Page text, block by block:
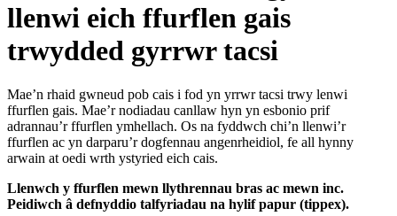
llenwi eich ffurflen gais
trwydded gyrrwr tacsi
Mae’n rhaid gwneud pob cais i fod yn yrrwr tacsi trwy lenwi
ffurflen gais. Mae’r nodiadau canllaw hyn yn esbonio prif
adrannau’r ffurflen ymhellach. Os na fyddwch chi’n llenwi’r
ffurflen ac yn darparu’r dogfennau angenrheidiol, fe all hynny
arwain at oedi wrth ystyried eich cais.
Llenwch y ffurflen mewn llythrennau bras ac mewn inc.
Peidiwch â defnyddio talfyriadau na hylif papur (tippex).